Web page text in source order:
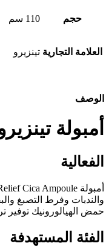
حجم 110 سم
العلامة التجارية تينزيرو
الوصف
أمبولة
الفعالية
حمض الهيالورونيك توفير
الفئة المستهدفة